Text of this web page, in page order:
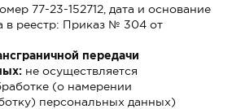
77-23-152712, дата и основание
в реестр: Приказ № 304 от
передачи
не осуществляется
(о намерении
персональных данных)